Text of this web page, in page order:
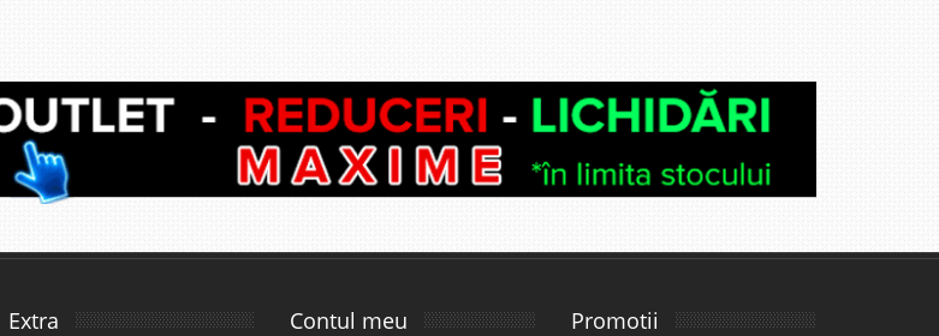
Extra Contul meu Promotii